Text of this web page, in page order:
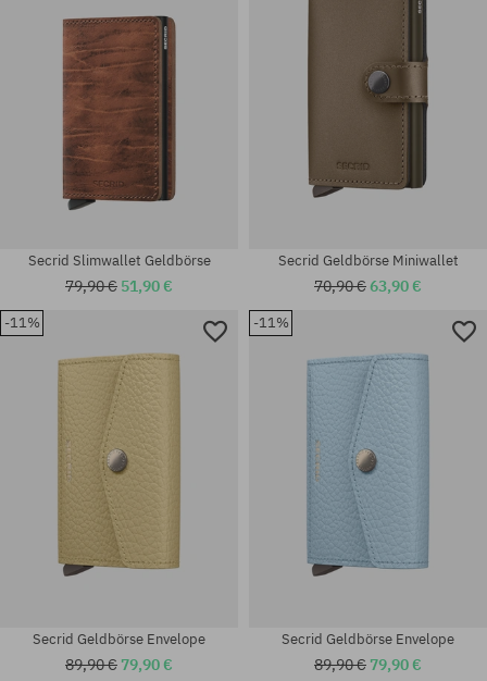
Universalgröße Universalgröße
Secrid Slimwallet Geldbörse
79,90 € 51,90 €
Secrid Geldbörse Miniwallet
70,90 €63,90 €
-11%
Secrid Geldbörse Envelope
89,90 € 79,90 €
-11%
Secrid Geldbörse Envelope
89,90 € 79,90 €